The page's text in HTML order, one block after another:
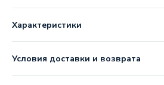
Характеристики
Условия доставки и возврата